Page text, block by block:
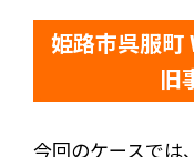
姫路市呉服町
旧
今回のケースでは